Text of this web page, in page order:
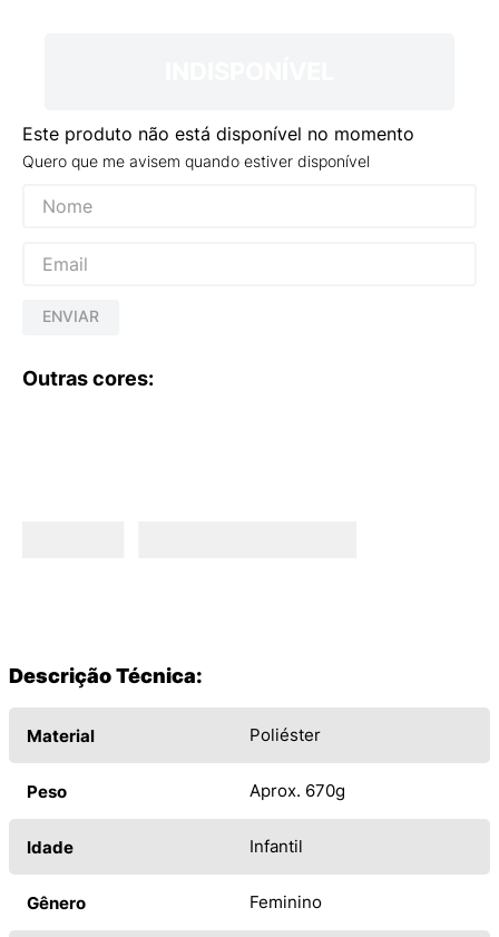
Este produto não está disponível no momento
Quero que me avisem quando estiver disponível
ENVIAR
Outras cores:
Descrição Técnica:
Material Poliéster
Peso Aprox. 670g
Idade Infantil
Gênero Feminino